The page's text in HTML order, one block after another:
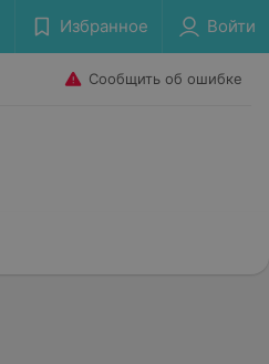
Избранное Войти
Сообщить об ошибке